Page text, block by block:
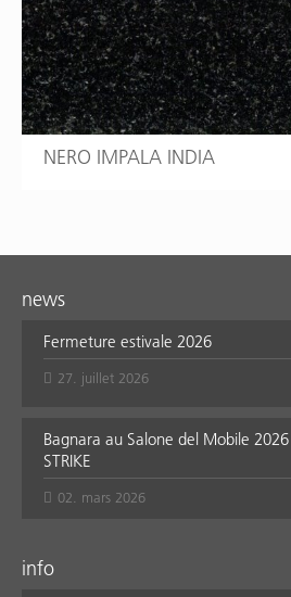
NERO IMPALA INDIA
news
Fermeture estivale 2026
27. juillet 2026
Bagnara au Salone del Mobile 2026
STRIKE
02. mars 2026
info